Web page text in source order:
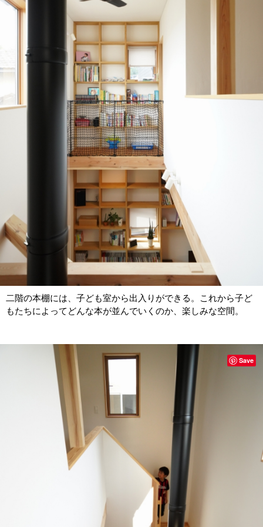
二階の本棚には、子ども室から出入りができる。これから子ど
もたちによってどんな本が並んでいくのか、楽しみな空間。
Save